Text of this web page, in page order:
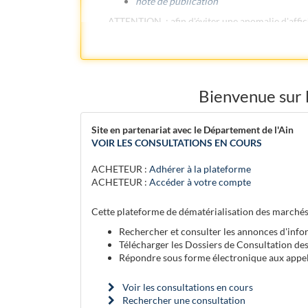
ATTENTION : afin d'éviter une anomalie
Retrouvez les marchés publics des
plateforme.
fichiers déposés sur la plateforme de
Bienvenue sur
Site en partenariat avec le Département de l'Ain
VOIR LES CONSULTATIONS EN COURS
ACHETEUR : Adhérer à la plateforme
ACHETEUR : Accéder à votre compte
Cette plateforme de dématérialisation des
Rechercher et consulter les annonces
Télécharger les Dossiers de Consultation
Répondre sous forme électronique aux
Voir les consultations en cours
Rechercher une consultation